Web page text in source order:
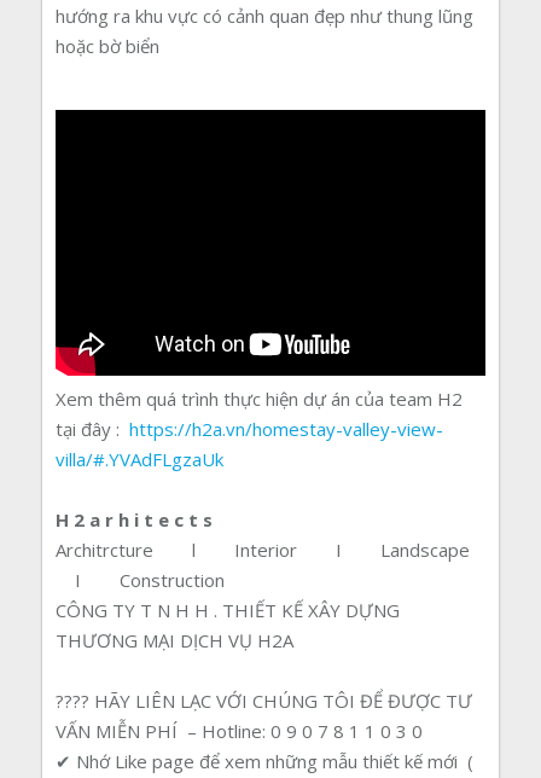
hướng ra khu vực có cảnh quan đẹp như thung lũng
hoặc bờ biển
Xem thêm quá trình thực hiện dự án của team H2
tại đây : https://h2a.vn/homestay-valley-view-
villa/#.YVAdFLgzaUk
H 2 a r h i t e c t s
Architrcture l Interior I Landscape
I Construction
CÔNG TY T N H H . THIẾT KẾ XÂY DỰNG
THƯƠNG MẠI DỊCH VỤ H2A
???? HÃY LIÊN LẠC VỚI CHÚNG TÔI ĐỂ ĐƯỢC TƯ
VẤN MIỄN PHÍ – Hotline: 0 9 0 7 8 1 1 0 3 0
✔ Nhớ Like page để xem những mẫu thiết kế mới (